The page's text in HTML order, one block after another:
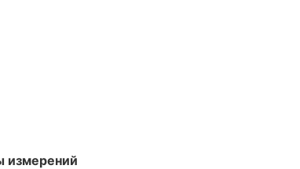
измерений